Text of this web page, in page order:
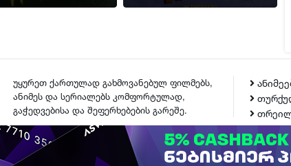
უყურეთ ქართულად გახმოვანებულ ფილმებს,
ანიმეს და სერიალებს კომფორტულად,
გაჭედვებისა და შეფერხებების გარეშე.
ᲙᲝᲜᲢᲐᲥᲢᲘ